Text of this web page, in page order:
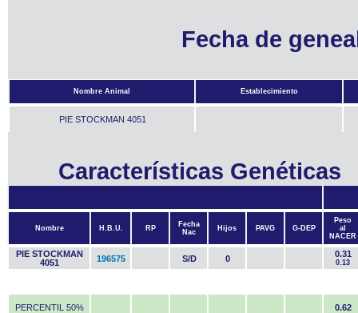
Fecha de
Nombre Animal Establecimiento
PIE STOCKMAN 4051
Características Genéticas
Nombre H.B.U. RP
Fecha
Nac
Hijos PAVG G-DEP
Peso
al
NACER
PIE STOCKMAN
4051
196575 S/D 0 0.31
0.13
PERCENTIL 50% 0.62